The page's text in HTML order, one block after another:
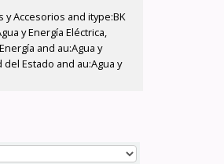
y Accesorios and itype:BK
y Energía Eléctrica,
and au:Agua y
Estado and au:Agua y